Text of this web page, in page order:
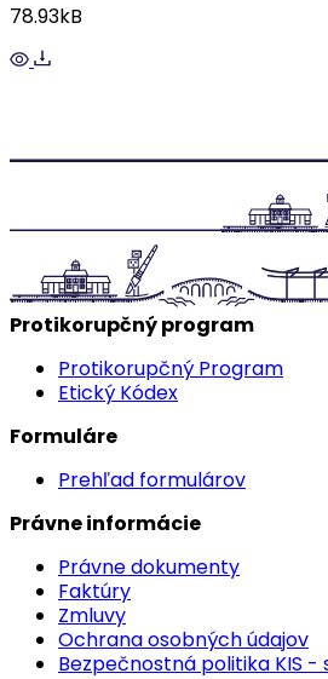
78.93kB
Protikorupčný program
Protikorupčný Program
Etický Kódex
Formuláre
Prehľad formulárov
Právne informácie
Právne dokumenty
Faktúry
Zmluvy
Ochrana osobných údajov
Bezpečnostná politika KIS